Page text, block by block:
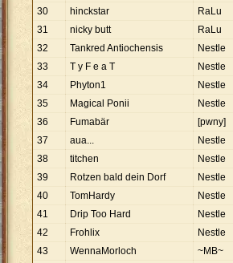
30
hinckstar RaLu
31
nicky butt RaLu
32
Tankred Antiochensis Nestle
33
T y F e a T Nestle
34
Phyton1 Nestle
35
Magical Ponii Nestle
36
Fumabär [pwny]
37
aua... Nestle
38
titchen Nestle
39
Rotzen bald dein Dorf Nestle
40
TomHardy Nestle
41
Drip Too Hard Nestle
42
Frohlix Nestle
43
WennaMorloch ~MB~